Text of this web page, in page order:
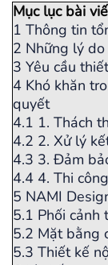
Mục lục bài
1 Thông tin
2 Những lý
3 Yêu cầu
4 Khó khăn
quyết
4.1 1. Thách
4.2 2. Xử lý
4.3 3. Đảm
4.4 4. Thi
5 NAMI
5.1 Phối cảnh
5.2 Mặt bằng
5.3 Thiết kế